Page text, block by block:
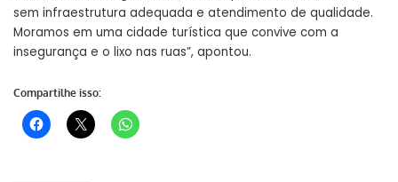
sem infraestrutura adequada e atendimento de qualidade.
Moramos em uma cidade turística que convive com a
insegurança e o lixo nas ruas”, apontou.
Compartilhe isso: